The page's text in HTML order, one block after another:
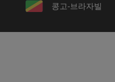
콩고-브라자빌